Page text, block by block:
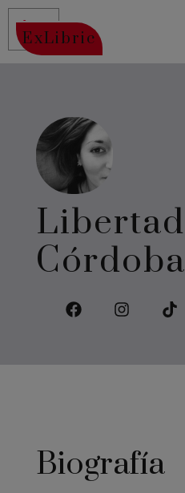
ExLibric
Libertad
Córdoba
Biografía